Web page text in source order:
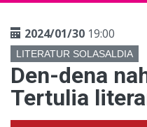
2024/01/30 19:00
LITERATUR SOLASALDIA
Den-dena
Tertulia